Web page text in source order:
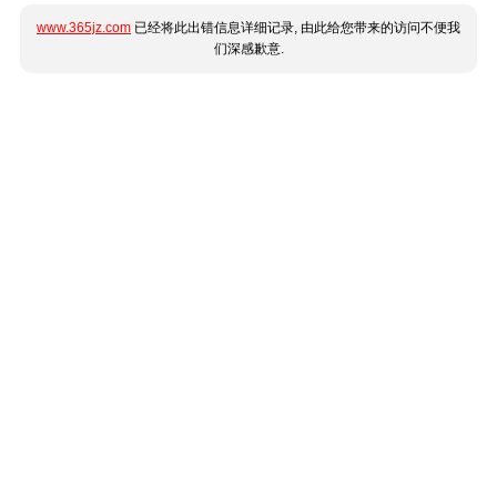
www.365jz.com 已经将此出错信息详细记录, 由此给您带来的访问不便我
们深感歉意.